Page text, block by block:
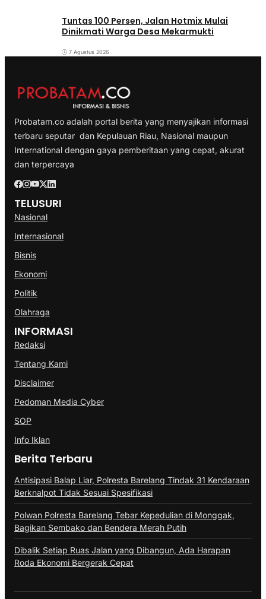
Tuntas 100 Persen, Jalan Hotmix Mulai
Dinikmati Warga Desa Mekarmukti
7 Agustus 2026
Probatam.co adalah portal berita yang menyajikan informasi
terbaru seputar dan Kepulauan Riau, Nasional maupun
International dengan gaya pemberitaan yang cepat, akurat
dan terpercaya
TELUSURI
Nasional
Internasional
Bisnis
Ekonomi
Politik
Olahraga
INFORMASI
Redaksi
Tentang Kami
Disclaimer
Pedoman Media Cyber
SOP
Info Iklan
Berita Terbaru
Antisipasi Balap Liar, Polresta Barelang Tindak 31 Kendaraan
Berknalpot Tidak Sesuai Spesifikasi
Polwan Polresta Barelang Tebar Kepedulian di Monggak,
Bagikan Sembako dan Bendera Merah Putih
Dibalik Setiap Ruas Jalan yang Dibangun, Ada Harapan
Roda Ekonomi Bergerak Cepat